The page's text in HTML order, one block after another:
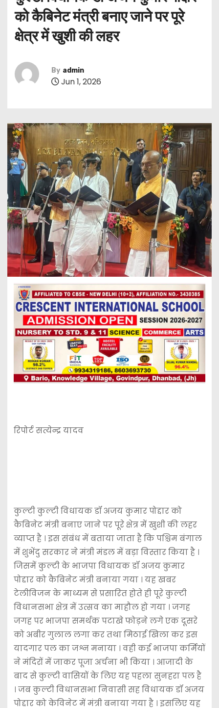
को कैबिनेट मंत्री बनाए जाने पर पूरे
क्षेत्र में खुशी की लहर
By admin
Jun 1, 2026
रिपोर्ट सत्येन्द्र यादव
कुल्टी कुल्टी विधायक डॉ अजय कुमार पोद्दार को
कैबिनेट मंत्री बनाए जाने पर पूरे क्षेत्र में खुशी की लहर
व्याप्त है । इस संबंध में बताया जाता है कि पश्चिम बंगाल
में शुभेंदु सरकार ने मंत्री मंडल में बड़ा विस्तार किया है ।
जिसमें कुल्टी के भाजपा विधायक डॉ अजय कुमार
पोद्दार को कैबिनेट मंत्री बनाया गया । यह खबर
टेलीविजन के माध्यम से प्रसारित होते ही पूरे कुल्टी
विधानसभा क्षेत्र में उत्सव का माहौल हो गया । जगह
जगह पर भाजपा समर्थक पटाखे फोड़ने लगे एक दूसरे
को अबीर गुलाल लगा कर तथा मिठाई खिला कर इस
यादगार पल का जश्न मनाया । वही कई भाजपा कर्मियों
ने मंदिरों में जाकर पूजा अर्चना भी किया । आजादी के
बाद से कुल्टी वासियों के लिए यह पहला सुनहरा पल है
। जब कुल्टी विधानसभा निवासी सह विधायक डॉ अजय
पोद्दार को केविनेट में मंत्री बनाया गया है । इसलिए यह